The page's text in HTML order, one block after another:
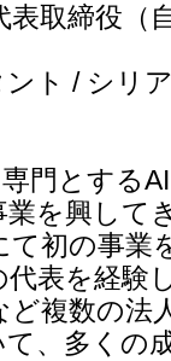
表取締役（
ント / シリ
門とする
を興して
初の事業
表を経験
複数の法
、多くの